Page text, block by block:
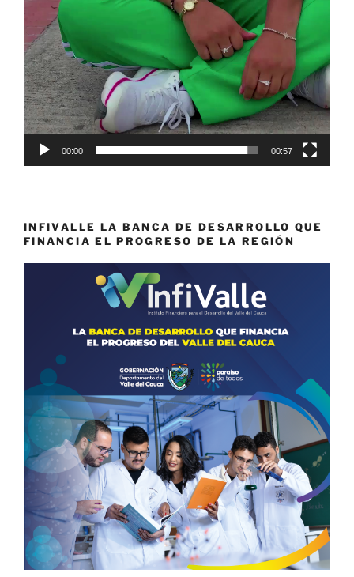
00:00 00:57
INFIVALLE LA BANCA DE DESARROLLO QUE
FINANCIA EL PROGRESO DE LA REGIÓN